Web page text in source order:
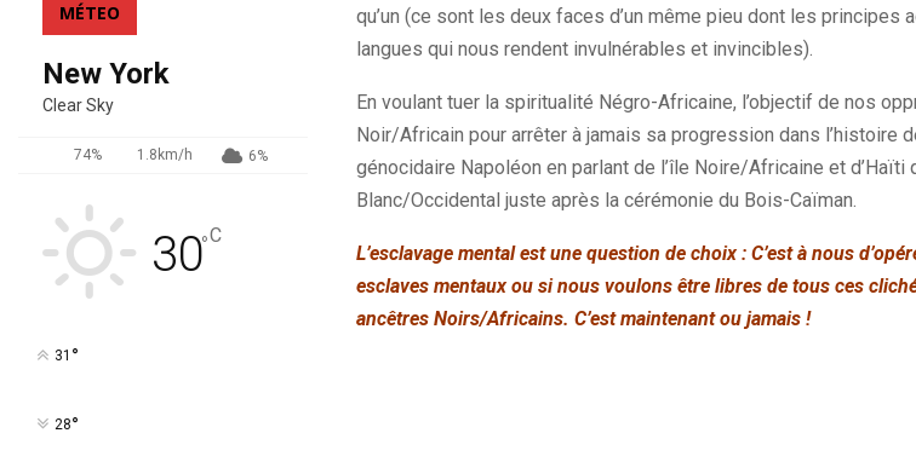
qu’un (ce sont les deux faces d’un même pieu dont les
langues qui nous rendent invulnérables et invincibles).
En voulant tuer la spiritualité Négro-Africaine, l’objectif de nos
Noir/Africain pour arrêter à jamais sa progression dans l’histoire
génocidaire Napoléon en parlant de l’île Noire/Africaine et d’Haïti
Blanc/Occidental juste après la cérémonie du Bois-Caïman.
L’esclavage mental est une question de choix : C’est à nous
esclaves mentaux ou si nous voulons être libres de tous ces
ancêtres Noirs/Africains. C’est maintenant ou jamais !
MÉTEO
New York
Clear Sky
74% 1.8km/h 6%
30°C
31 °
28°